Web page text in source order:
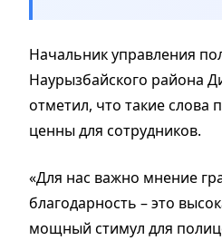
Начальник управления
Наурызбайского района
отметил, что такие слова
ценны для сотрудников.
«Для нас важно мнение
благодарность – это
мощный стимул для